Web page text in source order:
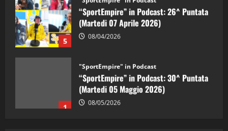
5
“SportEmpire” in Podcast: 26^ Puntata
(Martedi 07 Aprile 2026)
1
“SportEmpire” in Podcast: 30^ Puntata
(Martedi 05 Maggio 2026)